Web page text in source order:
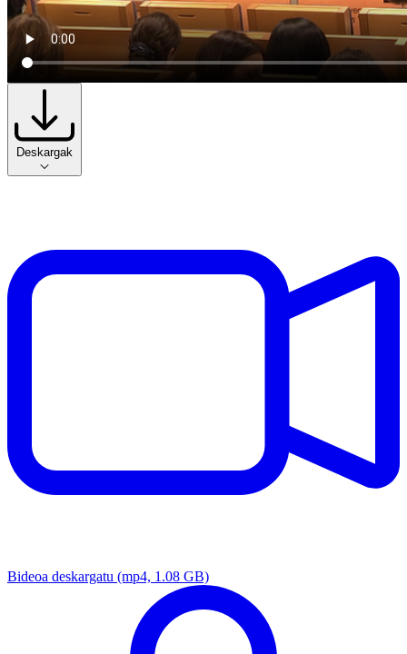
Deskargak
Bideoa deskargatu (mp4, 1.08 GB)